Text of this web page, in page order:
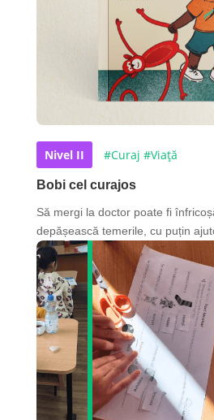
Nivel II #Curaj #Viață
Bobi cel curajos
Să mergi la doctor poate fi
depășească temerile, cu puțin